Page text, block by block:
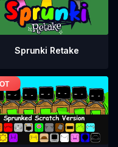
Sprunki Retake